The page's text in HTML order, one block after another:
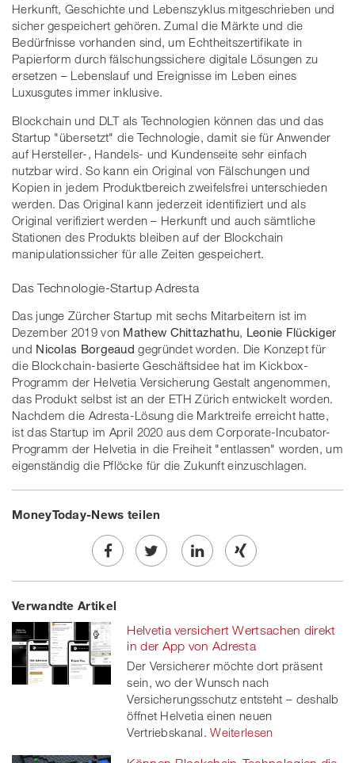
Herkunft, Geschichte und Lebenszyklus mitgeschrieben und
sicher gespeichert gehören. Zumal die Märkte und die
Bedürfnisse vorhanden sind, um Echtheitszertifikate in
Papierform durch fälschungssichere digitale Lösungen zu
ersetzen – Lebenslauf und Ereignisse im Leben eines
Luxusgutes immer inklusive.
Blockchain und DLT als Technologien können das und das
Startup "übersetzt" die Technologie, damit sie für Anwender
auf Hersteller-, Handels- und Kundenseite sehr einfach
nutzbar wird. So kann ein Original von Fälschungen und
Kopien in jedem Produktbereich zweifelsfrei unterschieden
werden. Das Original kann jederzeit identifiziert und als
Original verifiziert werden – Herkunft und auch sämtliche
Stationen des Produkts bleiben auf der Blockchain
manipulationssicher für alle Zeiten gespeichert.
Das Technologie-Startup Adresta
Das junge Zürcher Startup mit sechs Mitarbeitern ist im
Dezember 2019 von Mathew Chittazhathu, Leonie Flückiger
und Nicolas Borgeaud gegründet worden. Die Konzept für
die Blockchain-basierte Geschäftsidee hat im Kickbox-
Programm der Helvetia Versicherung Gestalt angenommen,
das Produkt selbst ist an der ETH Zürich entwickelt worden.
Nachdem die Adresta-Lösung die Marktreife erreicht hatte,
ist das Startup im April 2020 aus dem Corporate-Incubator-
Programm der Helvetia in die Freiheit "entlassen" worden, um
eigenständig die Pflöcke für die Zukunft einzuschlagen.
MoneyToday-News teilen
Share
on
Facebook
Twe
on
twitt
er
Share
linkedin
Share
Xing
Verwandte Artikel
Helvetia versichert Wertsachen direkt
in der App von Adresta
Der Versicherer möchte dort präsent
sein, wo der Wunsch nach
Versicherungsschutz entsteht – deshalb
öffnet Helvetia einen neuen
Vertriebskanal. Weiterlesen